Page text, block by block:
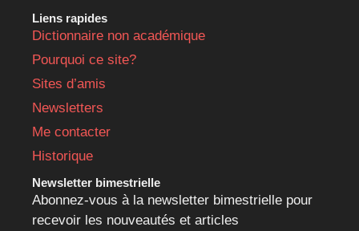
Liens rapides
Dictionnaire non académique
Pourquoi ce site?
Sites d’amis
Newsletters
Me contacter
Historique
Newsletter bimestrielle
Abonnez-vous à la newsletter bimestrielle pour
recevoir les nouveautés et articles